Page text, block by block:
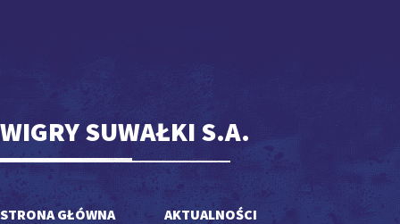
WIGRY SUWAŁKI S.A.
STRONA GŁÓWNA AKTUALNOŚCI